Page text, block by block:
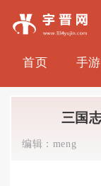
首页 手
三国
编辑： meng